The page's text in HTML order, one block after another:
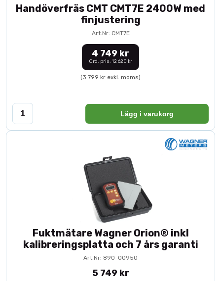
Handöverfräs CMT CMT7E 2400W med
finjustering
Art.Nr: CMT7E
4 749 kr
Ord. pris: 12 620 kr
(3 799 kr exkl. moms)
Lägg i varukorg
Fuktmätare Wagner Orion® inkl
kalibreringsplatta och 7 års garanti
Art.Nr: 890-00950
5 749 kr